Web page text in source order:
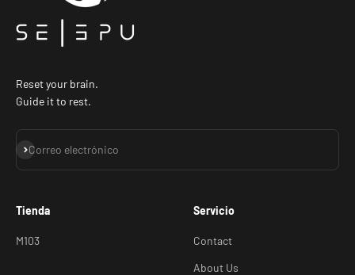
Reset your brain.
Guide it to rest.
Correo electrónico
Suscribirse
Tienda
M103
Servicio
Contact
About Us